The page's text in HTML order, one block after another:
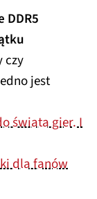
DDR5
czy
jest
świata gier. I
dla fanów